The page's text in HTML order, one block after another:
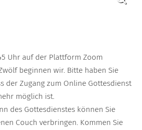
Uhr auf der Plattform Zoom
beginnen wir. Bitte haben Sie
der Zugang zum Online Gottesdienst
möglich ist.
des Gottesdienstes können Sie
Couch verbringen. Kommen Sie